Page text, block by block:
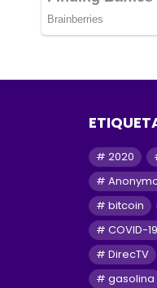
2020
bitcoin
COVID-19
DirecTV
gasolina